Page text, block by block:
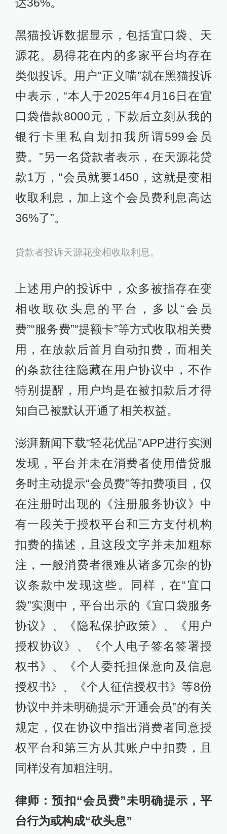
黑猫投诉数据显示，包括宜口袋、天
源花、易得花在内的多家平台均存在
类似投诉。用户“正义喵”就在黑猫投诉
中表示，“本人于2025年4月16日在宜
口袋借款8000元，下款后立刻从我的
银行卡里私自划扣我所谓599会员
费。”另一名贷款者表示，在天源花贷
款1万，“会员就要1450，这就是变相
收取利息，加上这个会员费利息高达
36%了”。
贷款者投诉天源花变相收取利息。
上述用户的投诉中，众多被指存在变
相收取砍头息的平台，多以“会员
费”“服务费”“提额卡”等方式收取相关费
用，在放款后首月自动扣费，而相关
的条款往往隐藏在用户协议中，不作
特别提醒，用户均是在被扣款后才得
知自己被默认开通了相关权益。
澎湃新闻下载“轻花优品”APP进行实测
发现，平台并未在消费者使用借贷服
务时主动提示“会员费”等扣费项目，仅
在注册时出现的《注册服务协议》中
有一段关于授权平台和三方支付机构
扣费的描述，且这段文字并未加粗标
注，一般消费者很难从诸多冗杂的协
议条款中发现这些。同样，在“宜口
袋”实测中，平台出示的《宜口袋服务
协议》、《隐私保护政策》、《用户
授权协议》、《个人电子签名签署授
权书》、《个人委托担保意向及信息
授权书》、《个人征信授权书》等8份
协议中并未明确提示“开通会员”的有关
规定，仅在协议中指出消费者同意授
权平台和第三方从其账户中扣费，且
同样没有加粗注明。
律师：预扣“会员费”未明确提示，平
台行为或构成“砍头息”